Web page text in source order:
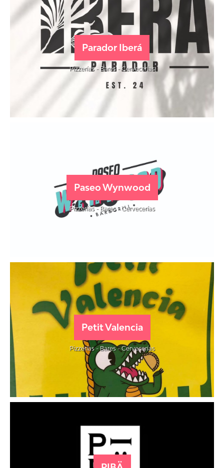
Parador Iberá
Pizzerías - Bares - Cervecerías
Paseo Wynwood
Pizzerías - Bares - Cervecerías
Petit Valencia
Pizzerías - Bares - Cervecerías